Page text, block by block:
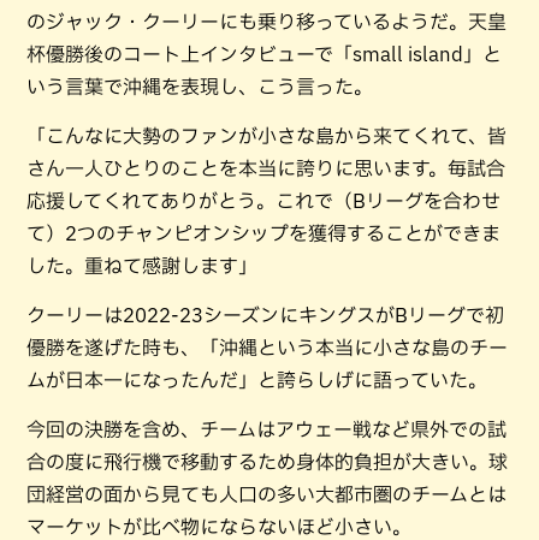
のジャック・クーリーにも乗り移っているようだ。天皇
杯優勝後のコート上インタビューで「small island」と
いう言葉で沖縄を表現し、こう言った。
「こんなに大勢のファンが小さな島から来てくれて、皆
さん一人ひとりのことを本当に誇りに思います。毎試合
応援してくれてありがとう。これで（Bリーグを合わせ
て）2つのチャンピオンシップを獲得することができま
した。重ねて感謝します」
クーリーは2022-23シーズンにキングスがBリーグで初
優勝を遂げた時も、「沖縄という本当に小さな島のチー
ムが日本一になったんだ」と誇らしげに語っていた。
今回の決勝を含め、チームはアウェー戦など県外での試
合の度に飛行機で移動するため身体的負担が大きい。球
団経営の面から見ても人口の多い大都市圏のチームとは
マーケットが比べ物にならないほど小さい。